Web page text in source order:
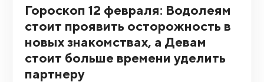
Гороскоп 12 февраля: Водолеям
стоит проявить осторожность в
новых знакомствах, а Девам
стоит больше времени уделить
партнеру